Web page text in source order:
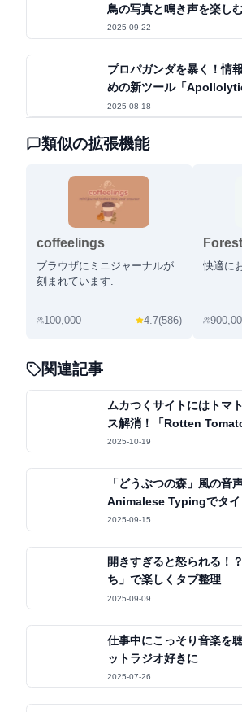
鳥の写真と鳴き声を楽し
2025-09-22
プロパガンダを暴く！情
めの新ツール「
2025-08-18
類似の拡張機能
coffeelings
ブラウザにミニジャーナルが
刻まれています.
100,000 4.7(586)
be
快適に
関連記事
ムカつくサイトにはトマ
ス解消！「Rotten
2025-10-19
「どうぶつの森」風の音
Animalese Typingでタイ
る体験
2025-09-15
開きすぎると怒られる！
ち」で楽しくタブ整理
2025-09-09
仕事中にこっそり音楽を
ットラジオ好きに
2025-07-26